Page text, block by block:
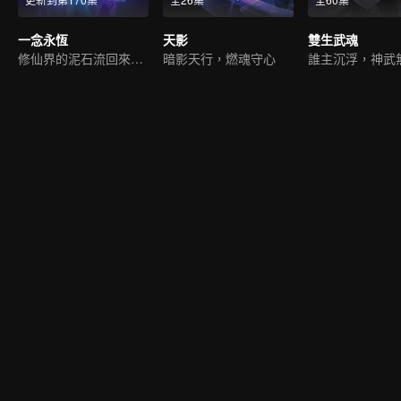
一念永恆
修仙界的泥石流回來了！
天影
暗影天行，燃魂守心
雙生武魂
誰主沉浮，神武